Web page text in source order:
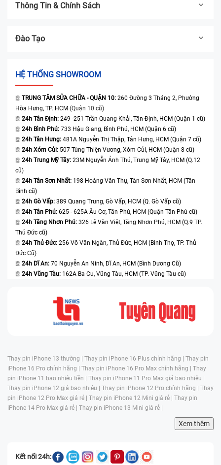
Thông Tin & Chính Sách
Đào Tạo
HỆ THỐNG SHOWROOM
TRUNG TÂM SỬA CHỮA - QUẬN 10: 260 Đường 3 Tháng 2, Phường
Hòa Hưng, TP. HCM (Quận 10 cũ)
24h Tân Định: 249 -251 Trần Quang Khải, Tân Định, HCM (Quận 1 cũ)
24h Bình Phú: 733 Hậu Giang, Bình Phú, HCM (Quận 6 cũ)
24h Tân Hưng: 481A Nguyễn Thị Thập, Tân Hưng, HCM (Quận 7 cũ)
24h Xóm Củi: 507 Tùng Thiện Vương, Xóm Củi, HCM (Quận 8 cũ)
24h Trung Mỹ Tây: 23M Nguyễn Ảnh Thủ, Trung Mỹ Tây, HCM (Q.12
cũ)
24h Tân Sơn Nhất: 198 Hoàng Văn Thụ, Tân Sơn Nhất, HCM (Tân
Bình cũ)
24h Gò Vấp: 389 Quang Trung, Gò Vấp, HCM (Q. Gò Vấp cũ)
24h Tân Phú: 625 - 625A Âu Cơ, Tân Phú, HCM (Quận Tân Phú cũ)
24h Tăng Nhơn Phú: 326 Lê Văn Việt, Tăng Nhơn Phú, HCM (Q.9 TP.
Thủ Đức cũ)
24h Thủ Đức: 256 Võ Văn Ngân, Thủ Đức, HCM (Bình Thọ, TP. Thủ
Đức Cũ)
24h Dĩ An: 70 Nguyễn An Ninh, Dĩ An, HCM (Bình Dương Cũ)
24h Vũng Tàu: 162A Ba Cu, Vũng Tàu, HCM (TP. Vũng Tàu cũ)
Thay pin iPhone 13 thường | Thay pin iPhone 16 Plus chính hãng | Thay pin
iPhone 16 Pro chính hãng | Thay pin iPhone 16 Pro Max chính hãng | Thay
pin iPhone 11 bao nhiêu tiền | Thay pin iPhone 11 Pro Max giá bao nhiêu |
Thay pin iPhone 12 giá bao nhiêu | Thay pin iPhone 12 Pro chính hãng | Thay
pin iPhone 12 Pro Max giá rẻ | Thay pin iPhone 12 Mini giá rẻ | Thay pin
iPhone 14 Pro Max giá rẻ | Thay pin iPhone 13 Mini giá rẻ |
Xem thêm
Kết nối 24h: